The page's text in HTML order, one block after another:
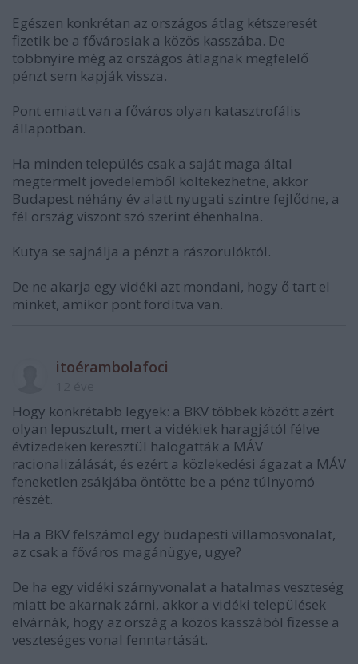
Egészen konkrétan az országos átlag kétszeresét
fizetik be a fővárosiak a közös kasszába. De
többnyire még az országos átlagnak megfelelő
pénzt sem kapják vissza.
Pont emiatt van a főváros olyan katasztrofális
állapotban.
Ha minden település csak a saját maga által
megtermelt jövedelemből költekezhetne, akkor
Budapest néhány év alatt nyugati szintre fejlődne, a
fél ország viszont szó szerint éhenhalna.
Kutya se sajnálja a pénzt a rászorulóktól.
De ne akarja egy vidéki azt mondani, hogy ő tart el
minket, amikor pont fordítva van.
itoérambolafoci
Hogy konkrétabb legyek: a BKV többek között azért
olyan lepusztult, mert a vidékiek haragjától félve
évtizedeken keresztül halogatták a MÁV
racionalizálását, és ezért a közlekedési ágazat a MÁV
feneketlen zsákjába öntötte be a pénz túlnyomó
részét.
Ha a BKV felszámol egy budapesti villamosvonalat,
az csak a főváros magánügye, ugye?
De ha egy vidéki szárnyvonalat a hatalmas veszteség
miatt be akarnak zárni, akkor a vidéki települések
elvárnák, hogy az ország a közös kasszából fizesse a
veszteséges vonal fenntartását.